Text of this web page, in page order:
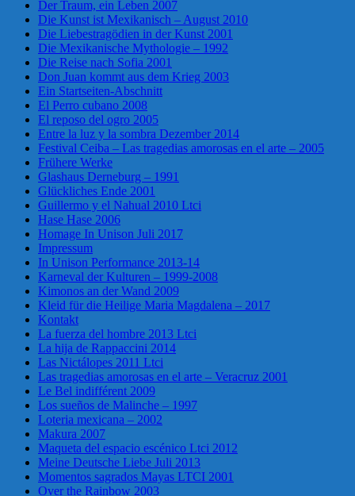
Der Traum, ein Leben 2007
Die Kunst ist Mexikanisch – August 2010
Die Liebestragödien in der Kunst 2001
Die Mexikanische Mythologie – 1992
Die Reise nach Sofia 2001
Don Juan kommt aus dem Krieg 2003
Ein Startseiten-Abschnitt
El Perro cubano 2008
El reposo del ogro 2005
Entre la luz y la sombra Dezember 2014
Festival Ceiba – Las tragedias amorosas en el arte – 2005
Frühere Werke
Glashaus Derneburg – 1991
Glückliches Ende 2001
Guillermo y el Nahual 2010 Ltci
Hase Hase 2006
Homage In Unison Juli 2017
Impressum
In Unison Performance 2013-14
Karneval der Kulturen – 1999-2008
Kimonos an der Wand 2009
Kleid für die Heilige Maria Magdalena – 2017
Kontakt
La fuerza del hombre 2013 Ltci
La hija de Rappaccini 2014
Las Nictálopes 2011 Ltci
Las tragedias amorosas en el arte – Veracruz 2001
Le Bel indifférent 2009
Los sueños de Malinche – 1997
Loteria mexicana – 2002
Makura 2007
Maqueta del espacio escénico Ltci 2012
Meine Deutsche Liebe Juli 2013
Momentos sagrados Mayas LTCI 2001
Over the Rainbow 2003